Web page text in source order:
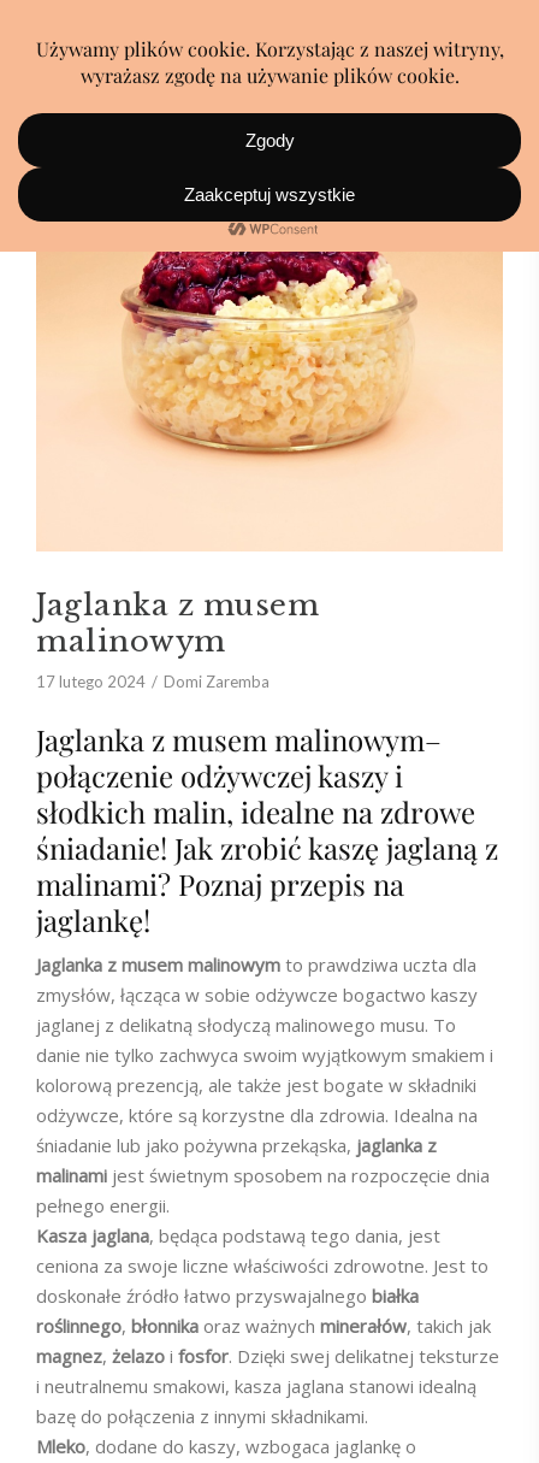
Jaglanka z musem
malinowym
17 lutego 2024 Domi Zaremba
Jaglanka z musem malinowym–
połączenie odżywczej kaszy i
słodkich malin, idealne na zdrowe
śniadanie! Jak zrobić kaszę jaglaną z
malinami? Poznaj przepis na
jaglankę!
Jaglanka z musem malinowym to prawdziwa uczta dla
zmysłów, łącząca w sobie odżywcze bogactwo kaszy
jaglanej z delikatną słodyczą malinowego musu. To
danie nie tylko zachwyca swoim wyjątkowym smakiem i
kolorową prezencją, ale także jest bogate w składniki
odżywcze, które są korzystne dla zdrowia. Idealna na
śniadanie lub jako pożywna przekąska, jaglanka z
malinami jest świetnym sposobem na rozpoczęcie dnia
pełnego energii.
Kasza jaglana, będąca podstawą tego dania, jest
ceniona za swoje liczne właściwości zdrowotne. Jest to
doskonałe źródło łatwo przyswajalnego białka
roślinnego, błonnika oraz ważnych minerałów, takich jak
magnez, żelazo i fosfor. Dzięki swej delikatnej teksturze
i neutralnemu smakowi, kasza jaglana stanowi idealną
bazę do połączenia z innymi składnikami.
Mleko, dodane do kaszy, wzbogaca jaglankę o